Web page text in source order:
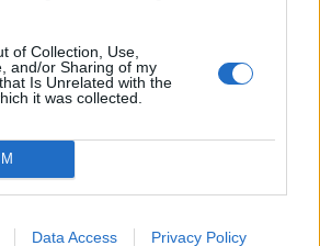
of Collection, Use,
and/or Sharing of my
Is Unrelated with the
it was collected.
Data Access Privacy Policy
ζωής δεν γεννιέται μόνο από τη
την απουσία ανθρώπων που μπορούν
χωρίς να κρίνουν.